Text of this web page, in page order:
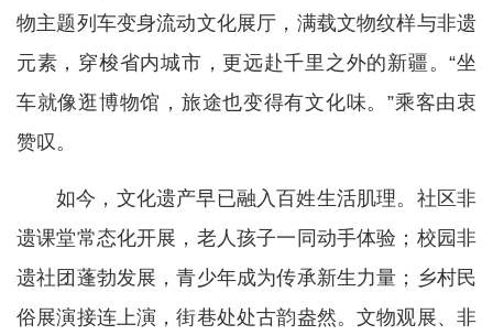
物主题列车变身流动文化展厅，满载文物纹样与非遗
元素，穿梭省内城市，更远赴千里之外的新疆。“坐
车就像逛博物馆，旅途也变得有文化味。”乘客由衷
赞叹。
如今，文化遗产早已融入百姓生活肌理。社区非
遗课堂常态化开展，老人孩子一同动手体验；校园非
遗社团蓬勃发展，青少年成为传承新生力量；乡村民
俗展演接连上演，街巷处处古韵盎然。文物观展、非